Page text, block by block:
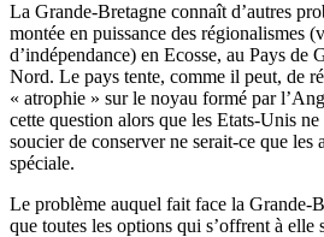
La Grande-Bretagne connaît d’autres
montée en puissance des régionalismes
d’indépendance) en Ecosse, au Pays de
Nord. Le pays tente, comme il peut, de
« atrophie » sur le noyau formé par
cette question alors que les Etats-Unis
soucier de conserver ne serait-ce que les
spéciale.
Le problème auquel fait face la Grande-
que toutes les options qui s’offrent à elle